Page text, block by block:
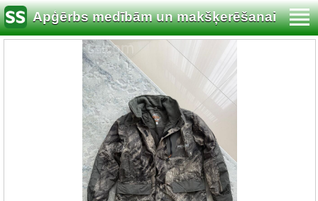
Apģērbs medībām un makšķerēšanai